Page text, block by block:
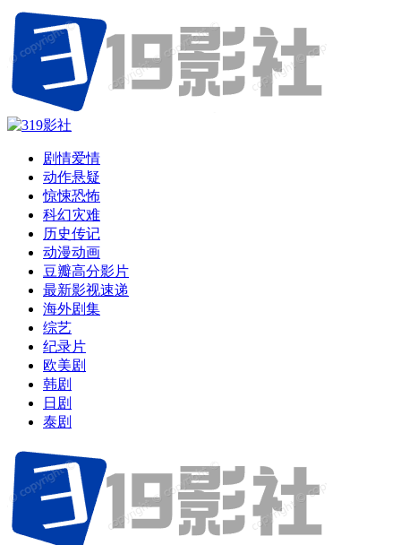
剧情爱情
动作悬疑
惊悚恐怖
科幻灾难
历史传记
动漫动画
豆瓣高分影片
最新影视速递
海外剧集
综艺
纪录片
欧美剧
韩剧
日剧
泰剧